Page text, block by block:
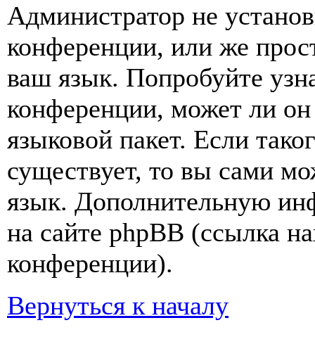
Администратор не
конференции, или же
ваш язык. Попробуйте
конференции, может ли
языковой пакет. Если
существует, то вы сами
язык. Дополнительную
на сайте phpBB (ссылка
конференции).
Вернуться к началу